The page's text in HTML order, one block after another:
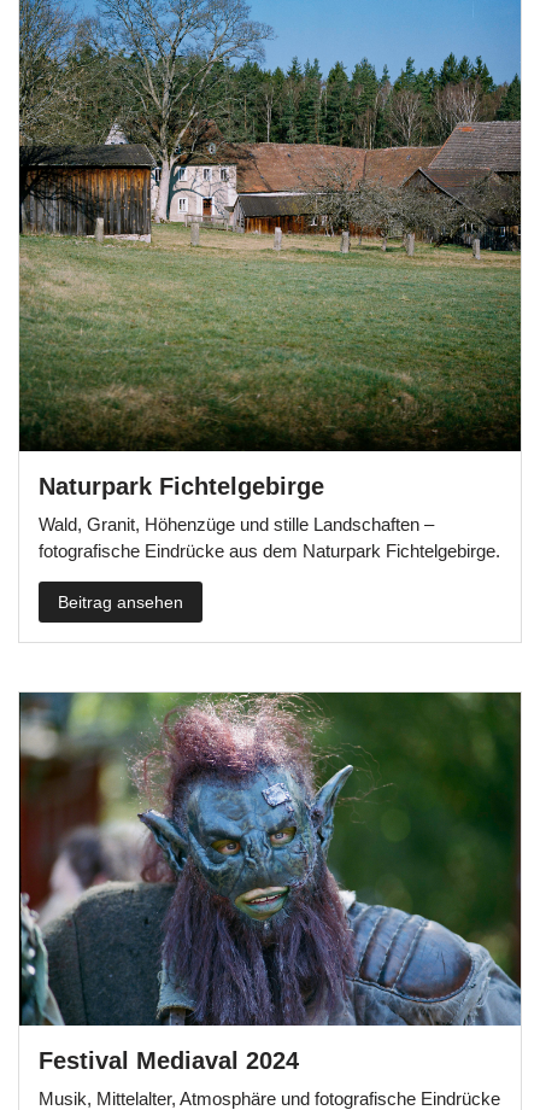
Naturpark Fichtelgebirge
Wald, Granit, Höhenzüge und stille Landschaften –
fotografische Eindrücke aus dem Naturpark Fichtelgebirge.
Beitrag ansehen
Festival Mediaval 2024
Musik, Mittelalter, Atmosphäre und fotografische Eindrücke